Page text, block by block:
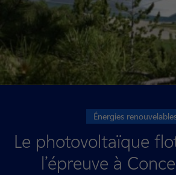
Énergies
Le photovoltaïque
l’épreuve à